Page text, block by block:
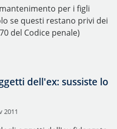
per i figli
se questi restano privi dei
del Codice penale)
dell'ex: sussiste lo
2011